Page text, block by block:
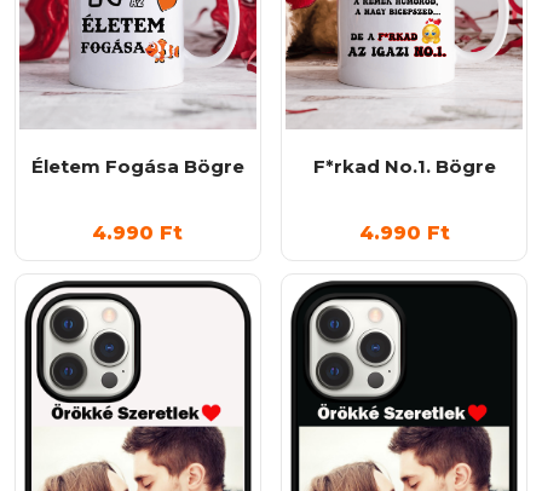
van.
A
változatok
a
választhatók
Életem Fogása Bögre
4.990 Ft
F*rkad No.1. Bögre
4.990 Ft